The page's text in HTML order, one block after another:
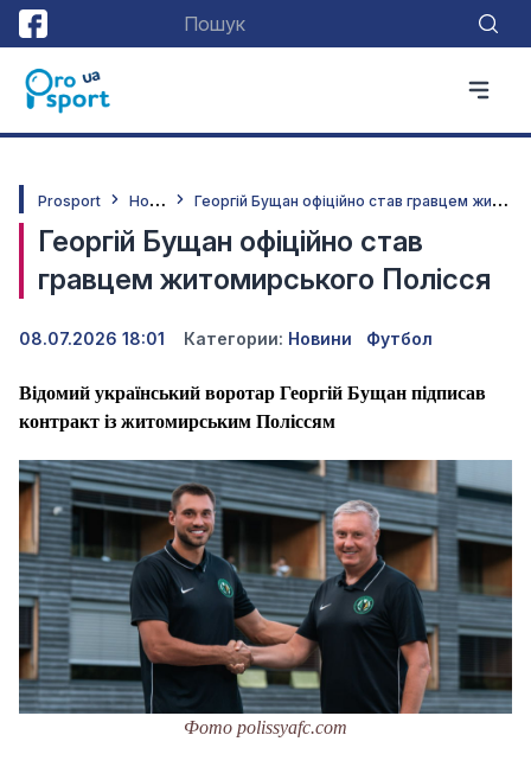
Prosport Н
овини Г
еоргій Бущан офіційно став гравцем житомирського Полісся
Георгій Бущан офіційно став
гравцем житомирського Полісся
08.07.2026 18:01 Категории: Новини Футбол
Відомий український воротар Георгій Бущан підписав
контракт із житомирським Поліссям
Фото polissyafc.com